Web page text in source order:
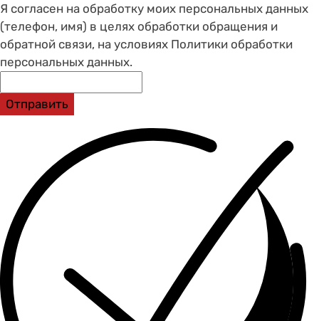
Я согласен на обработку моих персональных данных
(телефон, имя) в целях обработки обращения и
обратной связи, на условиях Политики обработки
персональных данных.
Отправить